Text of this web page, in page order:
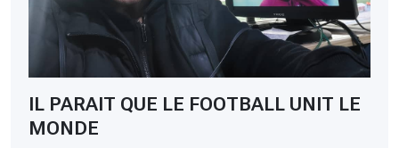
IL PARAIT QUE LE FOOTBALL UNIT LE
MONDE